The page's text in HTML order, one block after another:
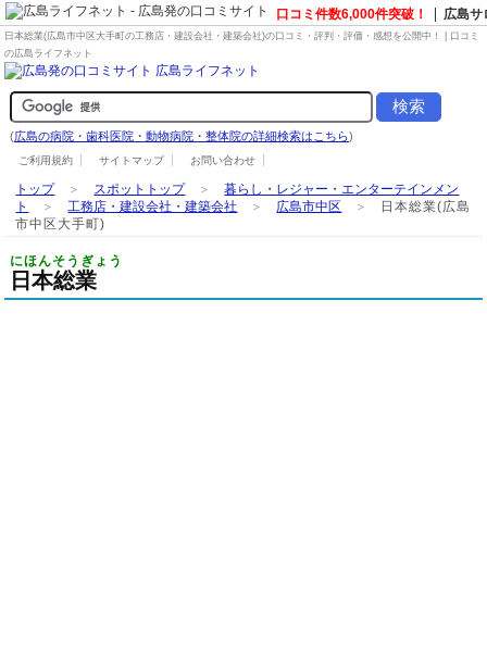
口コミ件数6,000件突破！ 広島サ
日本総業(広島市中区大手町の工務店・建設会社・建築会社)の口コミ・評判・評価・感想を公開中！ | 口コミ
の広島ライフネット
(広島の病院・歯科医院・動物病院・整体院の詳細検索はこちら)
ご利用規約 サイトマップ お問い合わせ
トップ＞ スポットトップ＞暮らし・レジャー・エンターテインメン
ト
＞工務店・建設会社・建築会社 ＞ 広島市中区 ＞
日本総業(広島
市中区大手町)
にほんそうぎょう
日本総業